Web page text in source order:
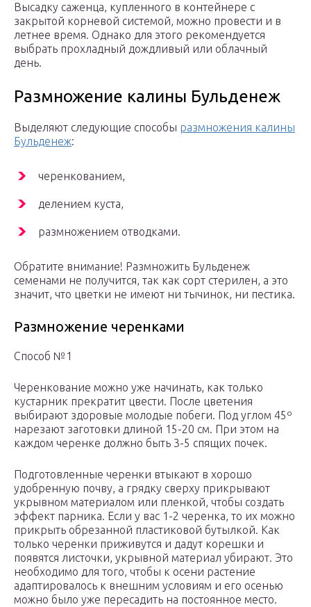
Высадку саженца, купленного в контейнере с
закрытой корневой системой, можно провести и в
летнее время. Однако для этого рекомендуется
выбрать прохладный дождливый или облачный
день.
Размножение калины Бульденеж
Выделяют следующие способы размножения калины
Бульденеж:
черенкованием,
делением куста,
размножением отводками.
Обратите внимание! Размножить Бульденеж
семенами не получится, так как сорт стерилен, а это
значит, что цветки не имеют ни тычинок, ни пестика.
Размножение черенками
Способ №1
Черенкование можно уже начинать, как только
кустарник прекратит цвести. После цветения
выбирают здоровые молодые побеги. Под углом 45º
нарезают заготовки длиной 15-20 см. При этом на
каждом черенке должно быть 3-5 спящих почек.
Подготовленные черенки втыкают в хорошо
удобренную почву, а грядку сверху прикрывают
укрывном материалом или пленкой, чтобы создать
эффект парника. Если у вас 1-2 черенка, то их можно
прикрыть обрезанной пластиковой бутылкой. Как
только черенки приживутся и дадут корешки и
появятся листочки, укрывной материал убирают. Это
необходимо для того, чтобы к осени растение
адаптировалось к внешним условиям и его осенью
можно было уже пересадить на постоянное место.